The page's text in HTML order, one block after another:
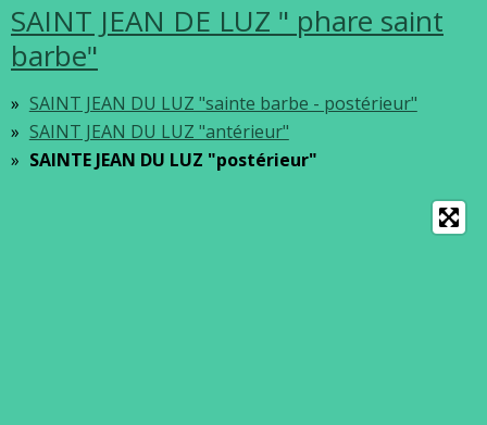
SAINT JEAN DE LUZ " phare saint
barbe"
SAINT JEAN DU LUZ "sainte barbe - postérieur"
SAINT JEAN DU LUZ "antérieur"
SAINTE JEAN DU LUZ "postérieur"